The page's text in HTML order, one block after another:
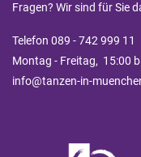
Fragen? Wir sind für Sie
Telefon 089 - 742 999 11
Montag - Freitag, 15:00
info@tanzen-in-